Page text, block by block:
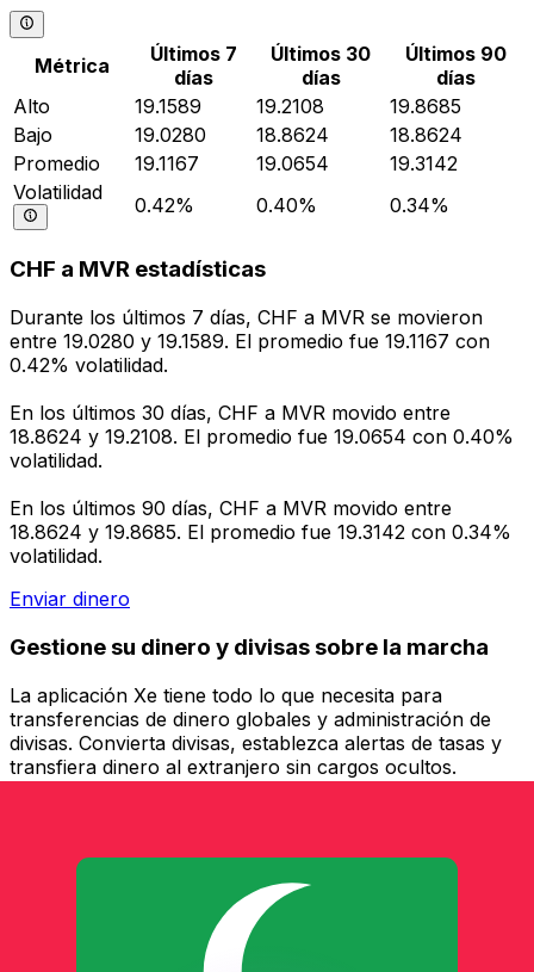
Métrica
Últimos 7
días
Últimos 30
días
Últimos 90
días
Alto
19.1589 19.2108
19.8685
Bajo
19.0280 18.8624
18.8624
Promedio
19.1167 19.0654
19.3142
Volatilidad
0.42% 0.40% 0.34%
CHF a MVR estadísticas
Durante los últimos 7 días, CHF a MVR se movieron
entre 19.0280 y 19.1589. El promedio fue 19.1167 con
0.42% volatilidad.
En los últimos 30 días, CHF a MVR movido entre
18.8624 y 19.2108. El promedio fue 19.0654 con 0.40%
volatilidad.
En los últimos 90 días, CHF a MVR movido entre
18.8624 y 19.8685. El promedio fue 19.3142 con 0.34%
volatilidad.
Enviar dinero
Gestione su dinero y divisas sobre la marcha
La aplicación Xe tiene todo lo que necesita para
transferencias de dinero globales y administración de
divisas. Convierta divisas, establezca alertas de tasas y
transfiera dinero al extranjero sin cargos ocultos.